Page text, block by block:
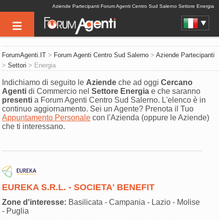
Aziende Partecipanti Forum Agenti Centro Sud Salerno Settore Energia
ForumAgenti.IT > Forum Agenti Centro Sud Salerno >Aziende Partecipanti
>Settori > Energia
Indichiamo di seguito le Aziende che ad oggiCercano
Agenti di Commercio nelSettore Energia e che saranno
presenti a Forum Agenti Centro Sud Salerno. L'elenco è in
continuo aggiornamento. Sei un Agente? Prenota il Tuo
Appuntamento Personale con l'Azienda (oppure le Aziende)
che ti interessano.
EUREKA S.R.L. - SOCIETA' BENEFIT
Zone d'interesse: Basilicata - Campania - Lazio - Molise
- Puglia